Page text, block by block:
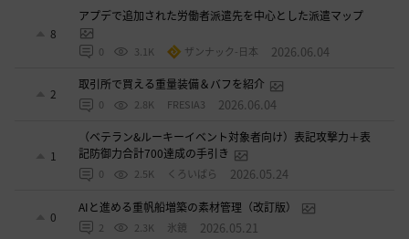
8
アプデで追加された労働者派遣先を中心とした派遣マップ
0 3.1K ザンナック-日本 2026.06.04
2
取引所で買える重量装備＆バフを紹介
0 2.8K FRESIA3 2026.06.04
1
（ベテラン&ルーキーイベント対象者向け）表記攻撃力＋表
記防御力合計700達成の手引き
0 2.5K くろいばら 2026.05.24
0
AIと進める重帆船増築の素材管理（改訂版）
2 2.3K 氷鏡 2026.05.21